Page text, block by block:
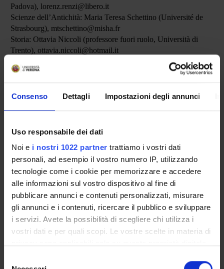
Consenso Dettagli Impostazioni degli annunci
Uso responsabile dei dati
Noi e i nostri 1022 partner trattiamo i vostri dati
personali, ad esempio il vostro numero IP, utilizzando
tecnologie come i cookie per memorizzare e accedere
alle informazioni sul vostro dispositivo al fine di
pubblicare annunci e contenuti personalizzati, misurare
gli annunci e i contenuti, ricercare il pubblico e sviluppare
i servizi. Avete la possibilità di scegliere chi utilizza i
vostri dati e per quali scopi. Le vostre scelte in materia di
Padova), lorenz.renzi@libero.it
Scienze dell’Antichità: Maria Teresa Schettino (Université de
Strasbourg), mtschettino@misha.fr
Storia: Ottavia Niccoli (professore fuori ruolo, Università di
Trento), ottavia.niccoli@hotmail.it
ORGANIZZAZIONE
GOVERNANCE
COMMISSIONI
UFFICI E STRUTTURE DI SERVIZIO